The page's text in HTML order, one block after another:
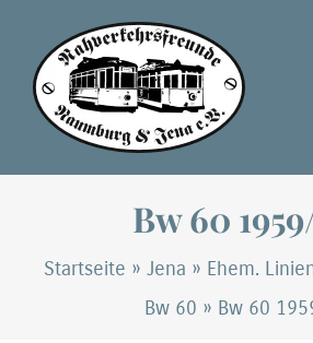
Inhalt
springen
Bw 60
Startseite » Jena » Ehem.
Bw 60 » Bw 60